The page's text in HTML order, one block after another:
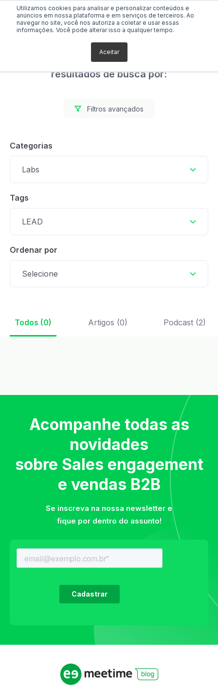
Utilizamos cookies para analisar e personalizar conteúdos e
anúncios em nossa plataforma e em serviços de terceiros. Ao
navegar no site, você nos autoriza a coletar e usar essas
informações. Você pode alterar isso a qualquer tempo.
Aceitar
Foram encontrados 0
resultados de busca por:
Filtros avançados
Categorias
Labs
Tags
LEAD
Ordenar por
Selecione
Todos (0) Artigos (0) Podcast (2)
Acompanhe todas as
novidades
sobre Sales engagement
e vendas B2B
Se inscreva na nossa newsletter e
fique por dentro do assunto!